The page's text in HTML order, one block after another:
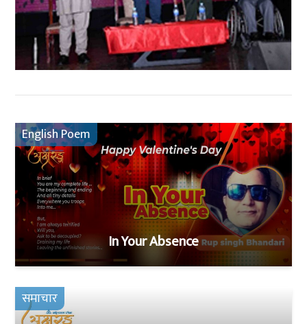
English Poem
In Your Absence
समाचार